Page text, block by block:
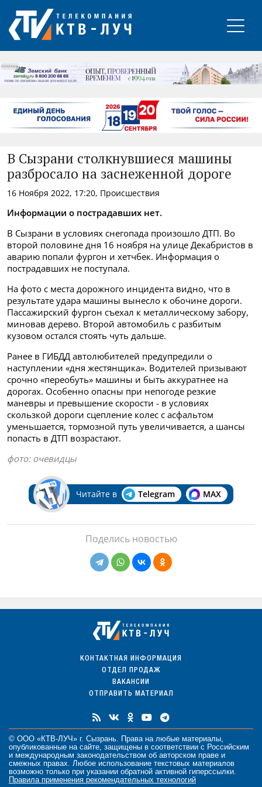
РЕКЛАМА
В Сызрани столкнувшиеся машины
разбросало на заснеженной дороге
16 Ноября 2022, 17:20, Происшествия
Информации о пострадавших нет.
В Сызрани в условиях снегопада произошло ДТП. Во
второй половине дня 16 ноября на улице Декабристов в
аварию попали фургон и хетчбек. Информация о
пострадавших не поступала.
На фото с места дорожного инцидента видно, что в
результате удара машины вынесло к обочине дороги.
Пассажирский фургон съехал к металлическому забору,
миновав дерево. Второй автомобиль с разбитым
кузовом остался стоять чуть дальше.
Ранее в ГИБДД автолюбителей предупредили о
наступлении «дня жестянщика». Водителей призывают
срочно «переобуть» машины и быть аккуратнее на
дорогах. Особенно опасны при непогоде резкие
маневры и превышение скорости - в условиях
скользкой дороги сцепление колес с асфальтом
уменьшается, тормозной путь увеличивается, а шансы
попасть в ДТП возрастают.
фото: очевидцы
Читайте в Telegram MAX
Поделись новостью
КОНТАКТНАЯ ИНФОРМАЦИЯ
ОТДЕЛ ПРОДАЖ
ВАКАНСИИ
ОТПРАВИТЬ МАТЕРИАЛ
© ООО «КТВ-ЛУЧ» г. Сызрань. Права на любые материалы
опубликованные на сайте, защищены в соответствии с Российским
и международным законодательством об авторском праве и
смежных правах. Любое использование текстовых материалов
возможно только при указании обратной активной гиперссылки.
Правила применения рекомендательных технологий